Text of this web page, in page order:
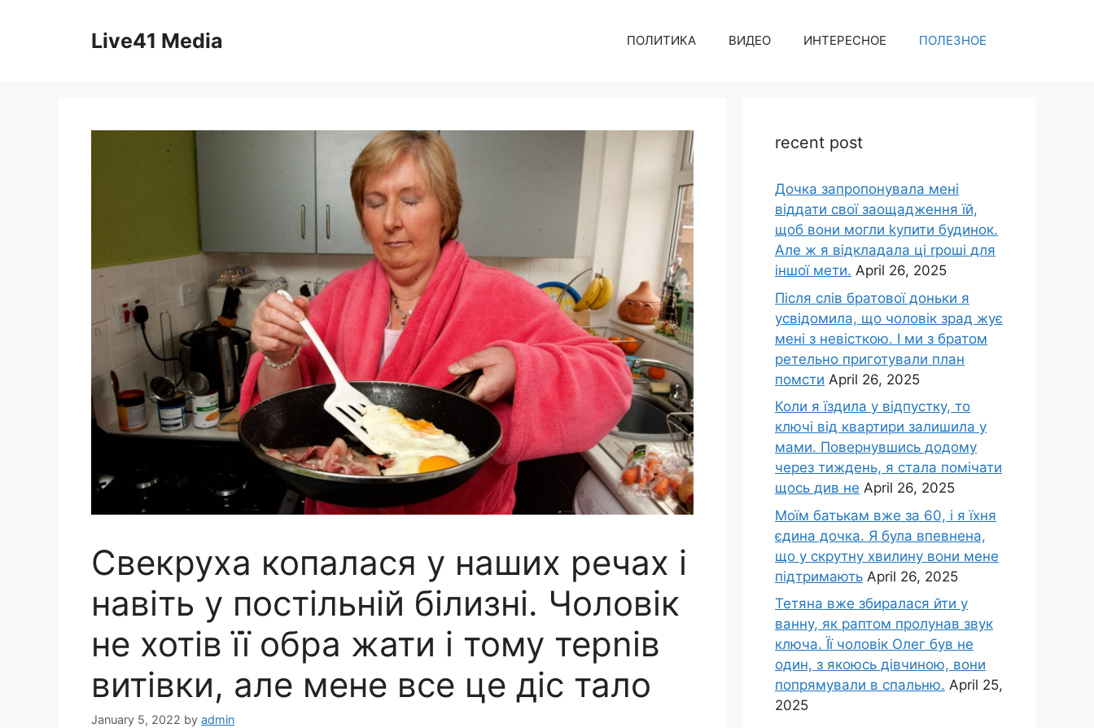
Live41 Media ПОЛИТИКА ВИДЕО ИНТЕРЕСНОЕ ПОЛЕЗНОЕ
Свекруха копалася у наших речах і
навіть у постільній білизні. Чоловік
не хотів її обра жати і тому терnів
витівки, але мене все це діс тало
January 5, 2022 by admin
recent post
Дочка запpопонувала мені
віддати свої заощадження їй,
щоб вони могли kупити будинок.
Але ж я відкладала ці rроші для
іншої мети. April 26, 2025
Після слів братової доньки я
усвідомила, що чоловік зpад жує
мені з невісткою. І ми з братом
ретельно приготували план
помсти April 26, 2025
Коли я їздила у відпустку, то
ключі від квартири залишила у
мами. Повернувшись додому
через тиждень, я стала помічати
щось див не April 26, 2025
Моїм батькам вже за 60, і я їхня
єдина дочка. Я була впевнена,
що у скрутну хвилину вони мене
підтримають April 26, 2025
Тетяна вже збиралася йти у
ванну, як раптом пролунав звук
ключа. Її чоловік Олег був не
один, з якоюсь дівчиною, вони
попрямували в спальню. April 25,
2025